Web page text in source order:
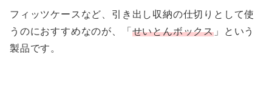
フィッツケースなど、引き出し収納の仕切りとして使
うのにおすすめなのが、「 せいとんボックス 」という
製品です。